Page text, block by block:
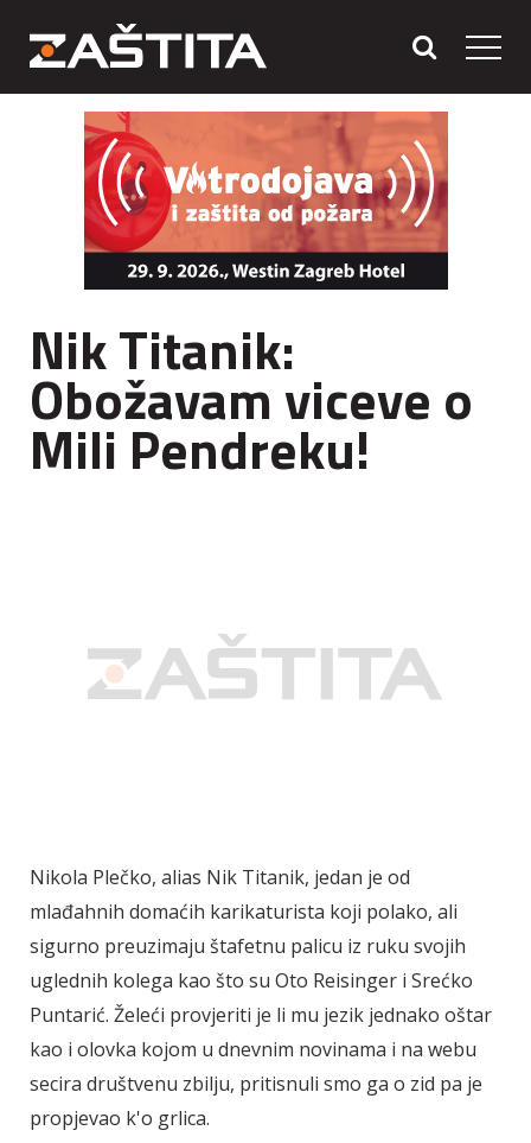
Nik Titanik:
Obožavam viceve o
Mili Pendreku!
Nikola Plečko, alias Nik Titanik, jedan je od
mlađahnih domaćih karikaturista koji polako, ali
sigurno preuzimaju štafetnu palicu iz ruku svojih
uglednih kolega kao što su Oto Reisinger i Srećko
Puntarić. Želeći provjeriti je li mu jezik jednako oštar
kao i olovka kojom u dnevnim novinama i na webu
secira društvenu zbilju, pritisnuli smo ga o zid pa je
propjevao k'o grlica.